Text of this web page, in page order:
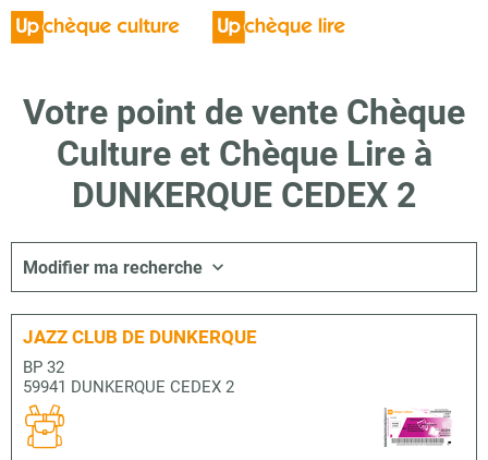
Votre point de vente Chèque
Culture et Chèque Lire à
DUNKERQUE CEDEX 2
Modifier ma recherche
JAZZ CLUB DE DUNKERQUE
BP 32
59941 DUNKERQUE CEDEX 2